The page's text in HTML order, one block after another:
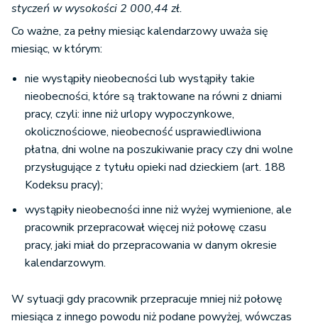
styczeń w wysokości 2 000,44 zł.
Co ważne, za pełny miesiąc kalendarzowy uważa się
miesiąc, w którym:
nie wystąpiły nieobecności lub wystąpiły takie
nieobecności, które są traktowane na równi z dniami
pracy, czyli: inne niż urlopy wypoczynkowe,
okolicznościowe, nieobecność usprawiedliwiona
płatna, dni wolne na poszukiwanie pracy czy dni wolne
przysługujące z tytułu opieki nad dzieckiem (art. 188
Kodeksu pracy);
wystąpiły nieobecności inne niż wyżej wymienione, ale
pracownik przepracował więcej niż połowę czasu
pracy, jaki miał do przepracowania w danym okresie
kalendarzowym.
W sytuacji gdy pracownik przepracuje mniej niż połowę
miesiąca z innego powodu niż podane powyżej, wówczas